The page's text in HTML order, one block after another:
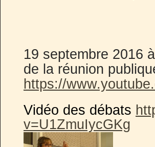
19 septembre 2016
de la réunion
https://
Vidéo des débats
v=U1ZmuIycGKg